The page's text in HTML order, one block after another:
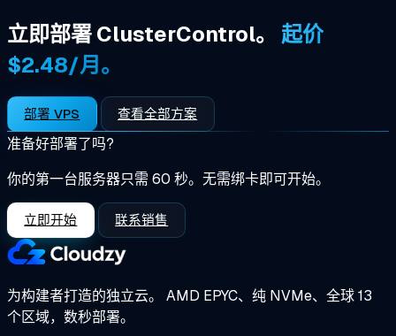
立即部署 ClusterControl。 起价
$2.48/月。
部署 VPS 查看全部方案
准备好部署了吗?
你的第一台服务器只需 60 秒。无需绑卡即可开始。
立即开始 联系销售
为构建者打造的独立云。 AMD EPYC、纯 NVMe、全球 13
个区域，数秒部署。